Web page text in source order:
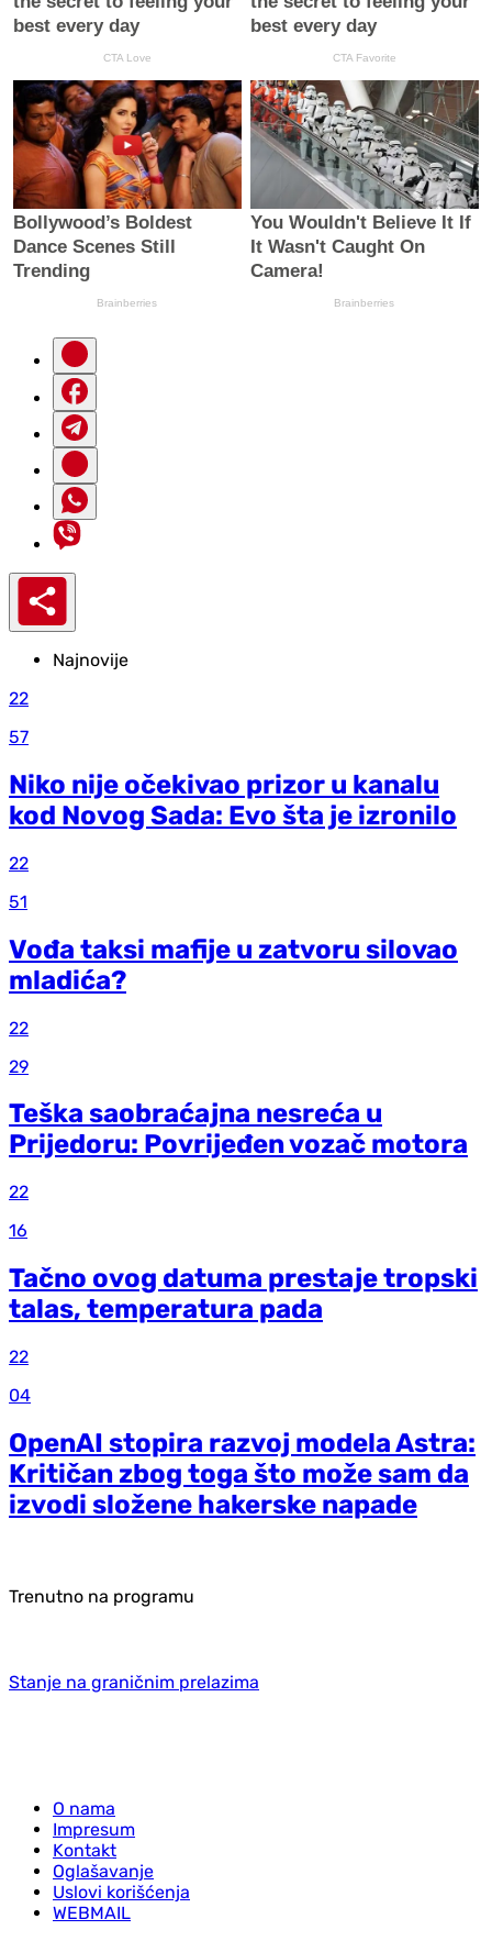
Najnovije
22
57
Niko nije očekivao prizor u kanalu
kod Novog Sada: Evo šta je izronilo
22
51
Vođa taksi mafije u zatvoru silovao
mladića?
22
29
Teška saobraćajna nesreća u
Prijedoru: Povrijeđen vozač motora
22
16
Tačno ovog datuma prestaje tropski
talas, temperatura pada
22
04
OpenAI stopira razvoj modela Astra:
Kritičan zbog toga što može sam da
izvodi složene hakerske napade
Trenutno na programu
Stanje na graničnim prelazima
O nama
Impresum
Kontakt
Oglašavanje
Uslovi korišćenja
WEBMAIL